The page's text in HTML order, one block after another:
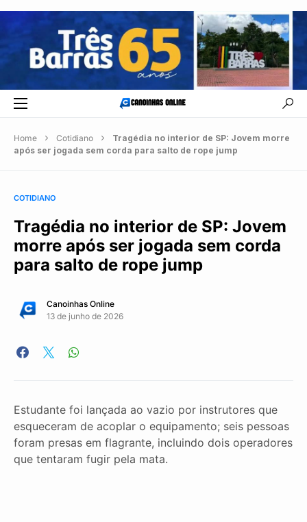
Home Cotidiano
Tragédia no interior de SP: Jovem morre
após ser jogada sem corda para salto de rope jump
COTIDIANO
Tragédia no interior de SP: Jovem
morre após ser jogada sem corda
para salto de rope jump
Canoinhas Online
13 de junho de 2026
Estudante foi lançada ao vazio por instrutores que
esqueceram de acoplar o equipamento; seis pessoas
foram presas em flagrante, incluindo dois operadores
que tentaram fugir pela mata.